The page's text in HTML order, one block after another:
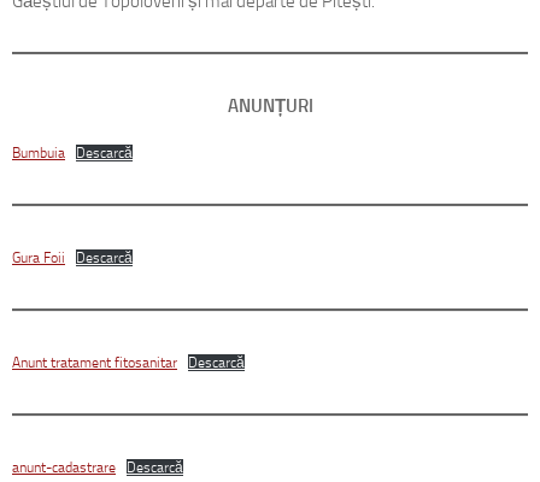
ANUNȚURI
Bumbuia Descarcă
Gura Foii Descarcă
Anunt tratament fitosanitar Descarcă
anunt-cadastrare Descarcă